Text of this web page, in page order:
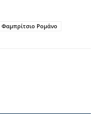
Φαμπρίτσιο Ρομάνο